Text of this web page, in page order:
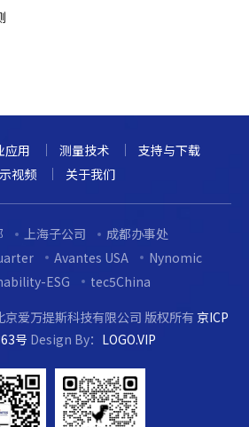
应用 测量技术
支持与下载
视频
关于我们
上海子公司
成都办事处
Avantes USA
Nynomic
ESG
tec5China
爱万提斯科技有限公司 版权所有 京ICP
号 Design By： LOGO.VIP